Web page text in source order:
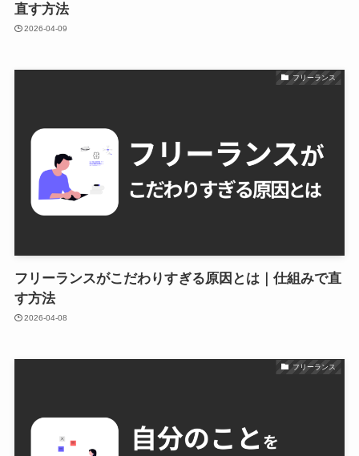
直す方法
2026-04-09
フリーランス
フリーランスがこだわりすぎる原因とは｜仕組みで直
す方法
2026-04-08
フリーランス